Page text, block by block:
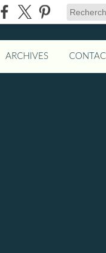
ARCHIVES